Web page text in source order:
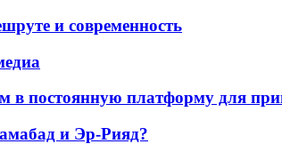
и современность
постоянную платформу для
и Эр-Рияд?